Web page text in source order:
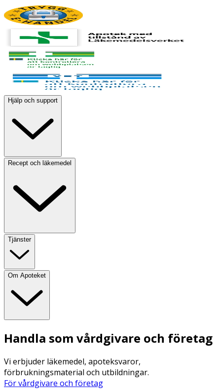
Hjälp och support
Recept och läkemedel
Tjänster
Om Apoteket
Handla som vårdgivare och företag
Vi erbjuder läkemedel, apoteksvaror,
förbrukningsmaterial och utbildningar.
För vårdgivare och företag